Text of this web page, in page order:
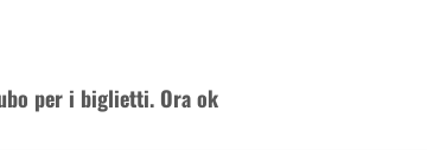
per i biglietti. Ora ok